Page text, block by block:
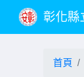
彰化縣
首頁